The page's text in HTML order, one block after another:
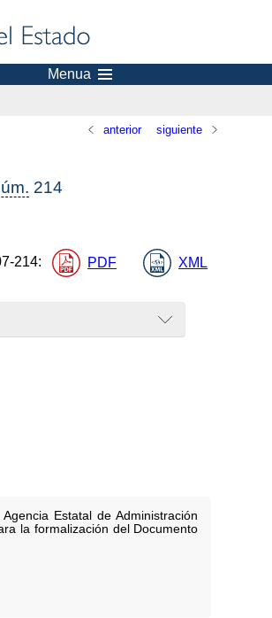
Menua
anterior siguiente
214
214: PDF XML
Estatal de Administración
la formalización del Documento